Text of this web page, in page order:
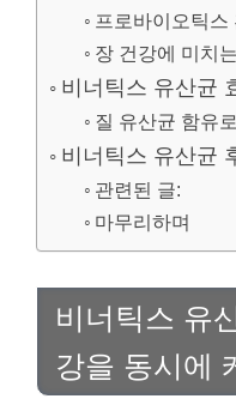
프로바이오틱스
장 건강에 미치
비너틱스 유산균
질 유산균 함유
비너틱스 유산균
관련된 글:
마무리하며
비너틱스 유
강을 동시에